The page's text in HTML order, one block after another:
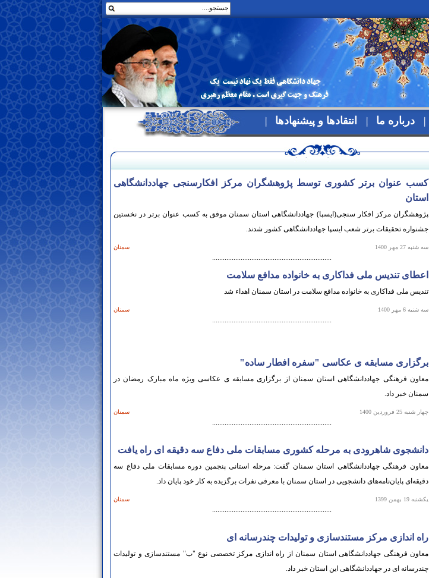
درباره ما
انتقادها و پیشنهادها
کسب عنوان برتر کشوری توسط پژوهشگران مرکز افکارسنجی جهاددانشگاهی
استان
پژوهشگران مرکز افکار سنجی(ایسپا) جهاددانشگاهی استان سمنان موفق به کسب عنوان برتر در نخستین
جشنواره تحقیقات برتر شعب ایسپا جهاددانشگاهی کشور شدند.
سه شنبه 27 مهر 1400 سمنان
...................................................................
اعطای تندیس ملی فداکاری به خانواده مدافع سلامت
تندیس ملی فداکاری به خانواده مدافع سلامت در استان سمنان اهداء شد
سه شنبه 6 مهر 1400 سمنان
...................................................................
برگزاری مسابقه ی عکاسی "سفره افطار ساده"
معاون فرهنگی جهاددانشگاهی استان سمنان از برگزاری مسابقه ی عکاسی ویژه ماه مبارک رمضان در
سمنان خبر داد.
چهار شنبه 25 فروردین 1400 سمنان
...................................................................
دانشجوی شاهرودی به مرحله کشوری مسابقات ملی دفاع‌ سه دقیقه ای راه یافت
معاون فرهنگی جهاددانشگاهی استان سمنان گفت: مرحله استانی پنجمین دوره مسابقات ملی دفاع سه
دقیقه‌ای پایان‌نامه‌های دانشجویی در استان سمنان با معرفی نفرات برگزیده به کار خود پایان داد.
یکشنبه 19 بهمن 1399 سمنان
...................................................................
راه اندازی مرکز مستندسازی و تولیدات چندرسانه ای
معاون فرهنگی جهاددانشگاهی استان سمنان از راه اندازی مرکز تخصصی نوع "ب" مستندسازی و تولیدات
چندرسانه ای در جهاددانشگاهی این استان خبر داد.